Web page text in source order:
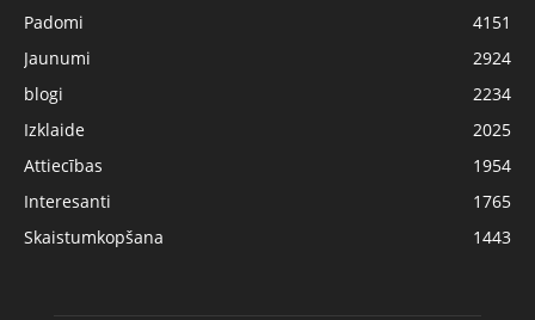
Padomi
4151
Jaunumi
2924
blogi
2234
Izklaide
2025
Attiecības
1954
Interesanti
1765
Skaistumkopšana
1443